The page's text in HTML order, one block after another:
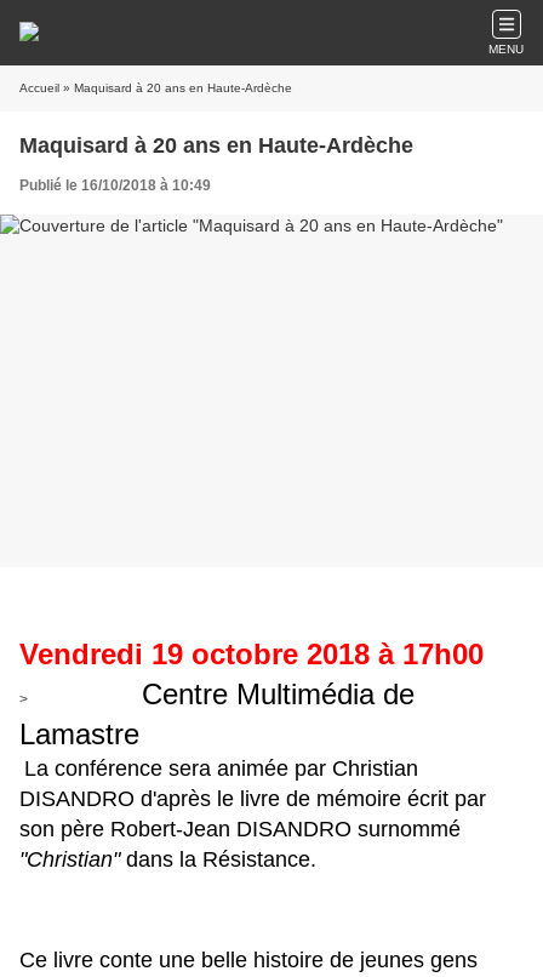
MENU
Accueil » Maquisard à 20 ans en Haute-Ardèche
Maquisard à 20 ans en Haute-Ardèche
Publié le 16/10/2018 à 10:49
Vendredi 19 octobre 2018 à 17h00
>
Centre Multimédia de
Lamastre
La conférence sera animée par Christian
DISANDRO d'après le livre de mémoire écrit par
son père Robert-Jean DISANDRO surnommé
"Christian" dans la Résistance.
Ce livre conte une belle histoire de jeunes gens